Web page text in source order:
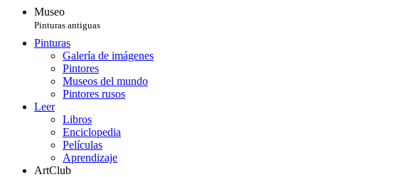
Museo
Pinturas antiguas
Pinturas
Galería de imágenes
Pintores
Museos del mundo
Pintores rusos
Leer
Libros
Enciclopedia
Películas
Aprendizaje
ArtClub